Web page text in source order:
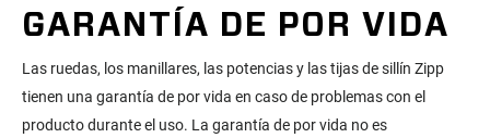
GARANTÍA DE POR VIDA
Las ruedas, los manillares, las potencias y las tijas de sillín Zipp
tienen una garantía de por vida en caso de problemas con el
producto durante el uso. La garantía de por vida no es